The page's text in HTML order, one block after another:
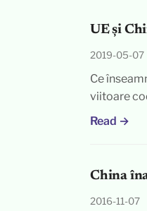
UE și
2019-05-07
Ce
viitoare
Read →
China
2016-11-07